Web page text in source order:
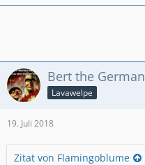
Bert the German
Lavawelpe
19. Juli 2018
Zitat von Flamingoblume